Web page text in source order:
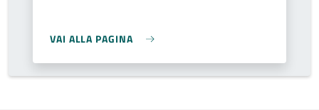
VAI ALLA PAGINA